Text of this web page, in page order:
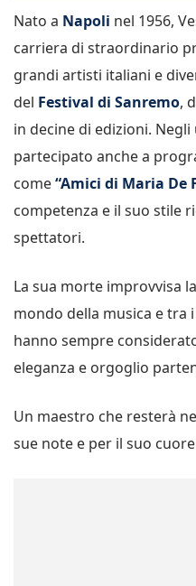
Nato a Napoli nel 1956,
carriera di straordinario
grandi artisti italiani e
del Festival di Sanremo,
in decine di edizioni.
partecipato anche a
come“Amici di Maria De
competenza e il suo stile
spettatori.
La sua morte improvvisa
mondo della musica e tra
hanno sempre
eleganza e orgoglio
Un maestro che resterà
sue note e per il suo